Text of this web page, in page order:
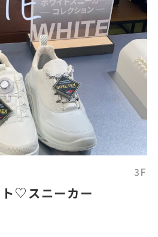
3F
ト♡スニーカー